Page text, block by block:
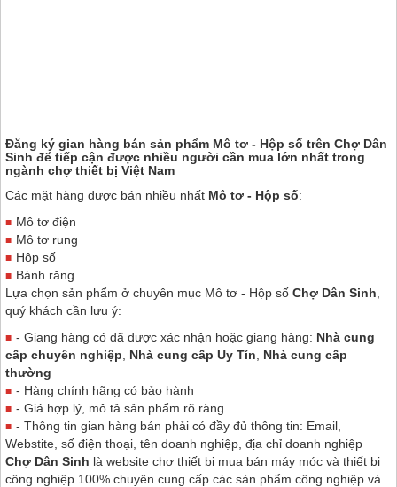
Đăng ký gian hàng bán sản phẩm Mô tơ - Hộp số trên Chợ Dân
Sinh để tiếp cận được nhiều người cần mua lớn nhất trong
ngành chợ thiết bị Việt Nam
Các mặt hàng được bán nhiều nhất Mô tơ - Hộp số:
Mô tơ điện
Mô tơ rung
Hộp số
Bánh răng
Lựa chọn sản phẩm ở chuyên mục Mô tơ - Hộp số Chợ Dân Sinh
quý khách cần lưu ý:
- Giang hàng có đã được xác nhận hoặc giang hàng: Nhà cung
cấp chuyên nghiệp
Nhà cung cấp Uy Tín
Nhà cung cấp
thường
- Hàng chính hãng có bảo hành
- Giá hợp lý, mô tả sản phẩm rõ ràng.
- Thông tin gian hàng bán phải có đầy đủ thông tin: Email,
Webstite, số điện thoại, tên doanh nghiệp, địa chỉ doanh nghiệp
Chợ Dân Sinh là website chợ thiết bị mua bán máy móc và thiết bị
công nghiệp 100% chuyên cung cấp các sản phẩm công nghiệp và